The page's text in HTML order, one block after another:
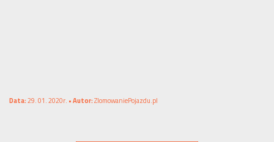
Data:29. 01. 2020r. •Autor:ZlomowaniePojazdu.pl